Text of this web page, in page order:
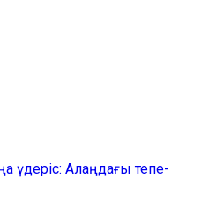
үдеріс: Алаңдағы тепе-